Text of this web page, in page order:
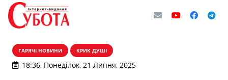
ГАРЯЧІ НОВИНИ КРИК ДУШІ
18:36, Понеділок, 21 Липня, 2025